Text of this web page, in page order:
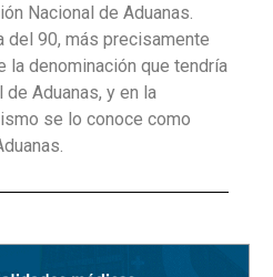
Nacional de Aduanas.
del 90, más precisamente
la denominación que tendría
Aduanas, y en la
se lo conoce como